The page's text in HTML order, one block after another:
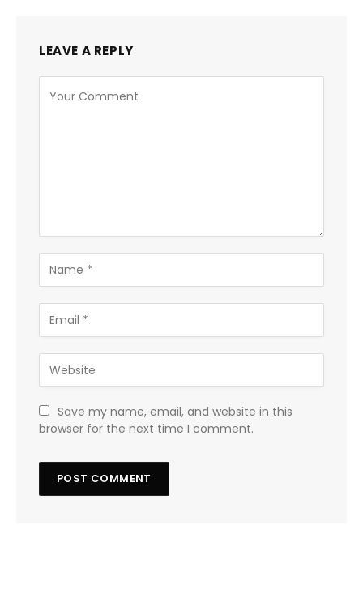
LEAVE A REPLY
Save my name, email, and website in this
browser for the next time I comment.